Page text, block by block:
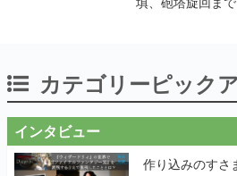
一撃をブチかま
カテゴリーピック
インタビュー
作り込みのすさ